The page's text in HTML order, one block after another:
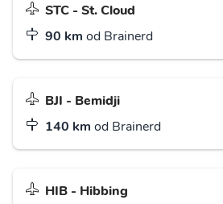
STC - St. Cloud
90 km od Brainerd
BJI - Bemidji
140 km od Brainerd
HIB - Hibbing